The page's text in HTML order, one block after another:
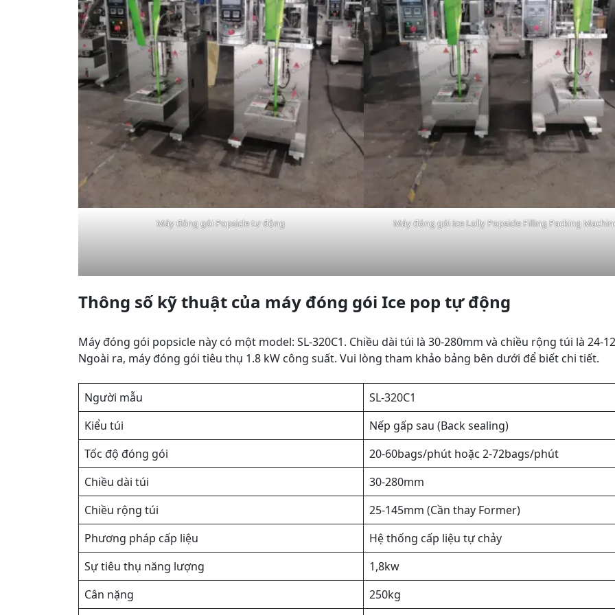
Máy đóng gói Popsicle tự động Máy đóng gói Ice Lolly Popsicle Filling Packing
Thông số kỹ thuật của máy đóng gói Ice pop tự động
Máy đóng gói popsicle này có một model: SL-320C1. Chiều dài túi là 30-280mm và chiều rộng túi là 24-
Ngoài ra, máy đóng gói tiêu thụ 1.8 kW công suất. Vui lòng tham khảo bảng bên dưới để biết chi tiết.
Người mẫu
SL-320C1
Kiểu túi
Nếp gấp sau (Back sealing)
Tốc độ đóng gói
20-60bags/phút hoặc 2-72bags/phút
Chiều dài túi
30-280mm
Chiều rộng túi
25-145mm (Cần thay Former)
Phương pháp cấp liệu
Hệ thống cấp liệu tự chảy
Sự tiêu thụ năng lượng
1,8kw
Cân nặng
250kg